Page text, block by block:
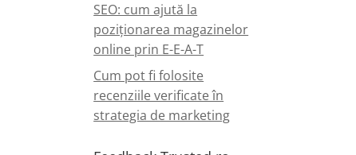
SEO: cum ajută la
poziționarea magazinelor
online prin E-E-A-T
Cum pot fi folosite
recenziile verificate în
strategia de marketing